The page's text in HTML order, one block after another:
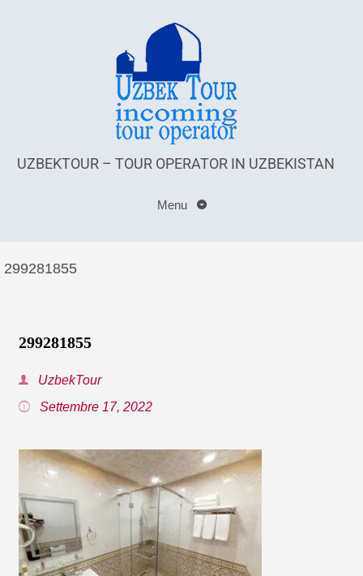
UZBEKTOUR – TOUR OPERATOR IN UZBEKISTAN
Menu
299281855
299281855
UzbekTour
Settembre 17, 2022